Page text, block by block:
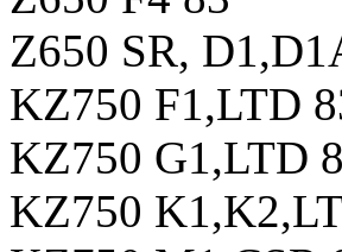
Z650 SR,
KZ750 F1,LTD
KZ750 G1,LTD
KZ750